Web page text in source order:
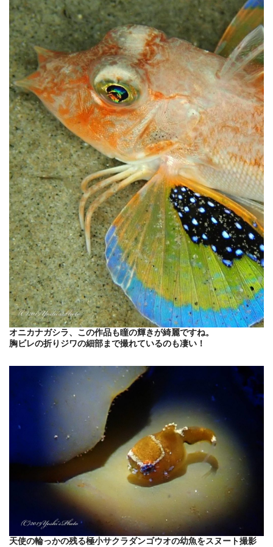
オニカナガシラ、この作品も瞳の輝きが綺麗ですね。
胸ビレの折りジワの細部まで撮れているのも凄い！
天使の輪っかの残る極小サクラダンゴウオの幼魚をスヌート撮影